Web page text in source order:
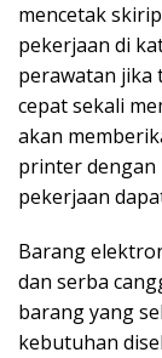
mencetak
pekerjaan di
perawatan jika
cepat sekali
akan
printer dengan
pekerjaan
Barang
dan serba
barang yang
kebutuhan